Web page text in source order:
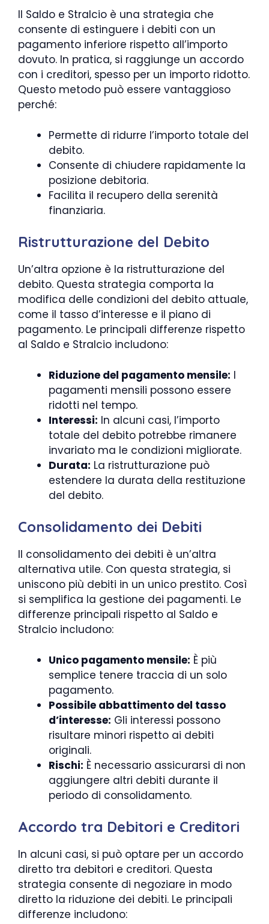
Il Saldo e Stralcio è una strategia che
consente di estinguere i debiti con un
pagamento inferiore rispetto all’importo
dovuto. In pratica, si raggiunge un accordo
con i creditori, spesso per un importo ridotto.
Questo metodo può essere vantaggioso
perché:
Permette di ridurre l’importo totale del
debito.
Consente di chiudere rapidamente la
posizione debitoria.
Facilita il recupero della serenità
finanziaria.
Ristrutturazione del Debito
Un’altra opzione è la ristrutturazione del
debito. Questa strategia comporta la
modifica delle condizioni del debito attuale,
come il tasso d’interesse e il piano di
pagamento. Le principali differenze rispetto
al Saldo e Stralcio includono:
Riduzione del pagamento mensile: I
pagamenti mensili possono essere
ridotti nel tempo.
Interessi: In alcuni casi, l’importo
totale del debito potrebbe rimanere
invariato ma le condizioni migliorate.
Durata: La ristrutturazione può
estendere la durata della restituzione
del debito.
Consolidamento dei Debiti
Il consolidamento dei debiti è un’altra
alternativa utile. Con questa strategia, si
uniscono più debiti in un unico prestito. Così
si semplifica la gestione dei pagamenti. Le
differenze principali rispetto al Saldo e
Stralcio includono:
Unico pagamento mensile: È più
semplice tenere traccia di un solo
pagamento.
Possibile abbattimento del tasso
d’interesse: Gli interessi possono
risultare minori rispetto ai debiti
originali.
Rischi: È necessario assicurarsi di non
aggiungere altri debiti durante il
periodo di consolidamento.
Accordo tra Debitori e Creditori
In alcuni casi, si può optare per un accordo
diretto tra debitori e creditori. Questa
strategia consente di negoziare in modo
diretto la riduzione dei debiti. Le principali
differenze includono: